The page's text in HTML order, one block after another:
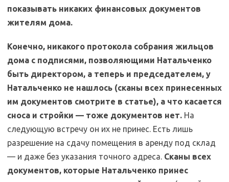
показывать никаких финансовых документов
жителям дома.
Конечно, никакого протокола собрания жильцов
дома с подписями, позволяющими Натальченко
быть директором, а теперь и председателем, у
Натальченко не нашлось (сканы всех принесенных
им документов смотрите в статье), а что касается
сноса и стройки — тоже документов нет. На
следующую встречу он их не принес. Есть лишь
разрешение на сдачу помещения в аренду под склад
— и даже без указания точного адреса. Сканы всех
документов, которые Натальченко принес